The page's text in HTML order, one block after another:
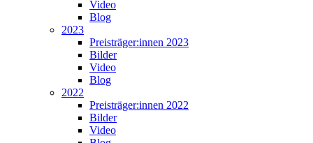
Video
Blog
2023
Preisträger:innen 2023
Bilder
Video
Blog
2022
Preisträger:innen 2022
Bilder
Video